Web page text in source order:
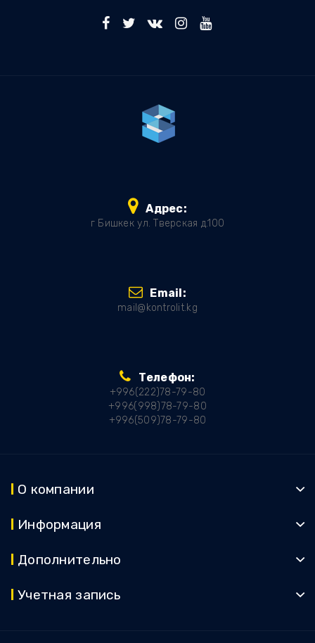
Адрес:
г Бишкек ул. Тверская д.100
Email:
mail@kontrolit.kg
Телефон:
+996(222)78-79-80
+996(998)78-79-80
+996(509)78-79-80
О компании
Информация
Дополнительно
Учетная запись